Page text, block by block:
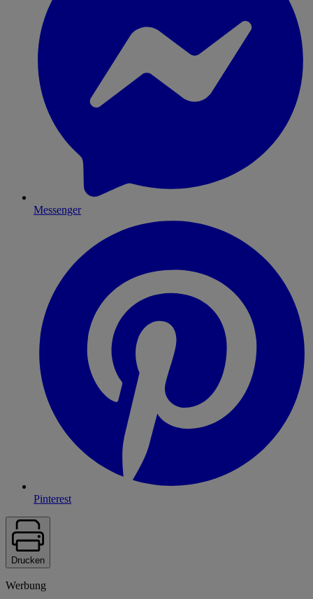
Messenger
Pinterest
Drucken
Werbung